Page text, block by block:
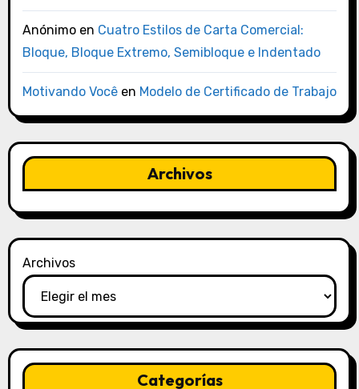
Anónimoen Cuatro Estilos de Carta Comercial:
Bloque, Bloque Extremo, Semibloque e Indentado
Motivando Vocêen Modelo de Certificado de Trabajo
Archivos
Archivos
Categorías